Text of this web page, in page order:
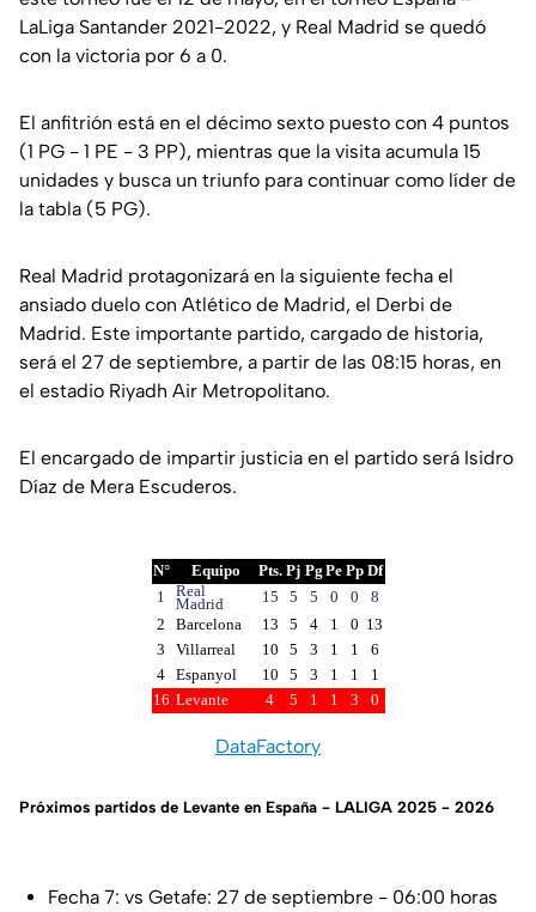
LaLiga Santander 2021-2022, y Real Madrid se quedó
con la victoria por 6 a 0.
El anfitrión está en el décimo sexto puesto con 4 puntos
(1 PG - 1 PE - 3 PP), mientras que la visita acumula 15
unidades y busca un triunfo para continuar como líder de
la tabla (5 PG).
Real Madrid protagonizará en la siguiente fecha el
ansiado duelo con Atlético de Madrid, el Derbi de
Madrid. Este importante partido, cargado de historia,
será el 27 de septiembre, a partir de las 08:15 horas, en
el estadio Riyadh Air Metropolitano.
El encargado de impartir justicia en el partido será Isidro
Díaz de Mera Escuderos.
N° Equipo Pts. Pj Pg Pe Pp Df
1
Real
Madrid 15 5 5 0 0
8
2
Barcelona 13 5 4 1 0 13
3
Villarreal 10 5 3 1 1
6
4
Espanyol 10 5 3 1 1
1
16 Levante 4 5 1 1 3 0
DataFactory
Próximos partidos de Levante en España - LALIGA 2025 - 2026
Fecha 7: vs Getafe: 27 de septiembre - 06:00 horas